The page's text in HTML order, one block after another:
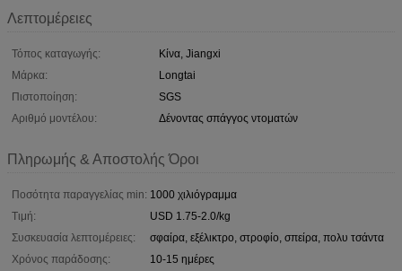
Λεπτομέρειες
Τόπος καταγωγής:
Κίνα, Jiangxi
Μάρκα:
Longtai
Πιστοποίηση:
SGS
Αριθμό μοντέλου:
Δένοντας σπάγγος ντοματών
Πληρωμής & Αποστολής Όροι
Ποσότητα παραγγελίας min: 1000 χιλιόγραμμα
Τιμή:
USD 1.75-2.0/kg
Συσκευασία λεπτομέρειες:
σφαίρα, εξέλικτρο, στροφίο, σπείρα, πολυ τσάντα
Χρόνος παράδοσης:
10-15 ημέρες